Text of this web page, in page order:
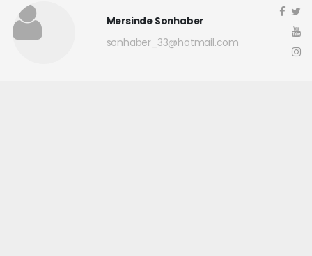
Mersinde Sonhaber
sonhaber_33@hotmail.com